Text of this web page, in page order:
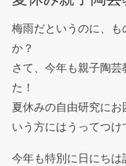
梅雨だというのに、
か？
さて、今年も親子陶
た！
夏休みの自由研究に
いう方にはうってつけ
今年も特別に日にち